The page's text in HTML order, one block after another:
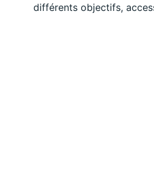
différents objectifs,